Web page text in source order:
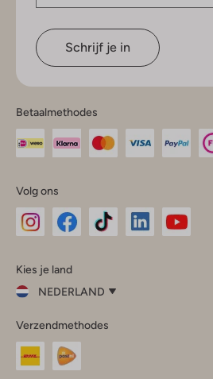
Schrijf je in
Betaalmethodes
Volg ons
InstagramFacebook
Kies je land
NEDERLAND
je
land
Nederland
Verzendmethodes